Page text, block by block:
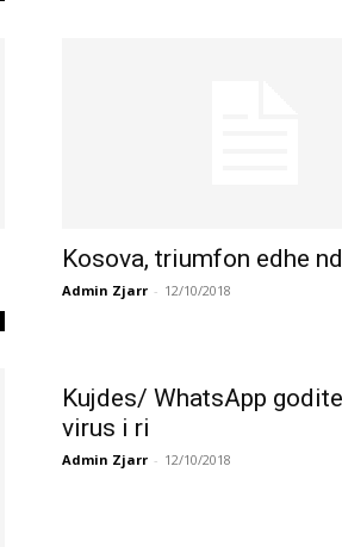
Kosova, triumfon edhe
Admin Zjarr - 12/10/2018
Kujdes/ WhatsApp
virus i ri
Admin Zjarr - 12/10/2018